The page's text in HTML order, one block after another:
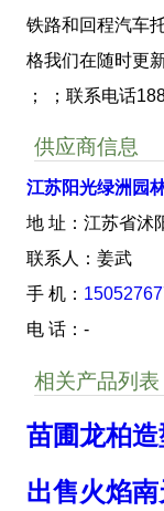
铁路和回程汽车
格我们在随时更
； ；联系电话
供应商信息
江苏阳光绿洲园
地 址：江苏省沭
联系人：姜武
手 机：
电 话：-
相关产品列表
苗圃龙柏
出售火焰